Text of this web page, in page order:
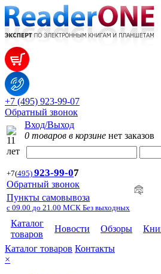
+7 (495) 923-99-07
Обратный звонок
Вход/Выход
0 товаров в корзине нет заказов
+7(495) 923-99-07
Обратный звонок
Пункты самовывоза
с 09.00 до 21.00 МСК Без выходных
Каталог
товаров
Новости Обзоры
Каталог товаров Контакты
×